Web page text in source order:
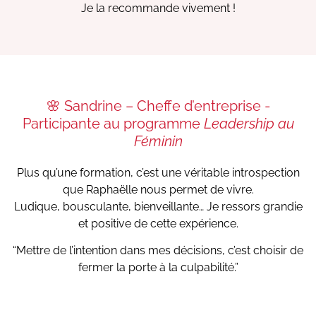
Je la recommande vivement !
🌸 Sandrine – Cheffe d’entreprise -
Participante au programme Leadership au
Féminin
Plus qu’une formation, c’est une véritable introspection
que Raphaëlle nous permet de vivre.
Ludique, bousculante, bienveillante… Je ressors grandie
et positive de cette expérience.
“Mettre de l’intention dans mes décisions, c’est choisir de
fermer la porte à la culpabilité.”